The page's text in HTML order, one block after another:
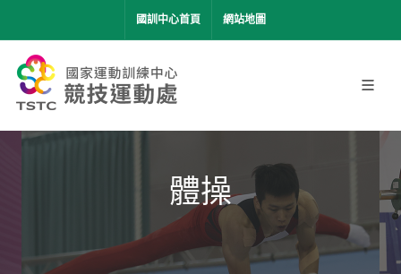
國訓中心首頁 網站地圖
體操
體操